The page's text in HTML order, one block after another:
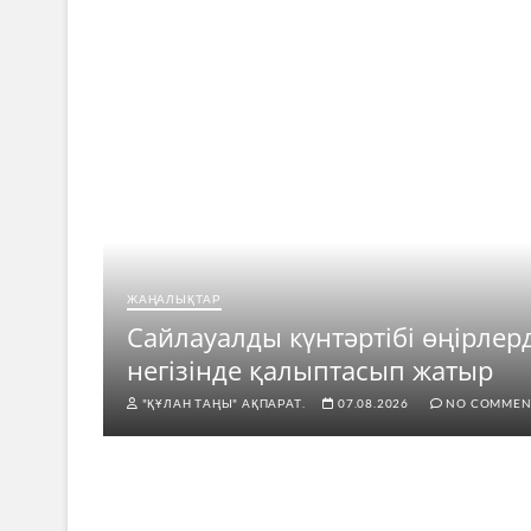
ЖАҢАЛЫҚТАР
Сайлауалды күнтәртібі
негізінде қалыптасып жатыр
"ҚҰЛАН ТАҢЫ" АҚПАРАТ. 07.08.2026 NO